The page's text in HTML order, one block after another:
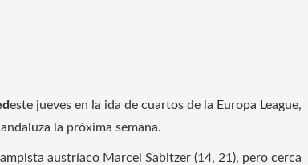
este jueves en la ida de cuartos de la Europa League,
la próxima semana.
austríaco Marcel Sabitzer (14, 21), pero cerca